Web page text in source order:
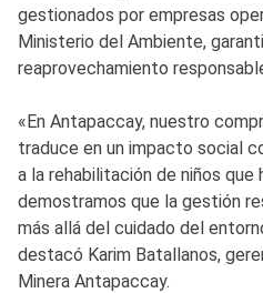
gestionados por empresas
Ministerio del Ambiente,
reaprovechamiento
«En Antapaccay, nuestro
traduce en un impacto social
a la rehabilitación de niños que
demostramos que la gestión
más allá del cuidado del
destacó Karim Batallanos,
Minera Antapaccay.